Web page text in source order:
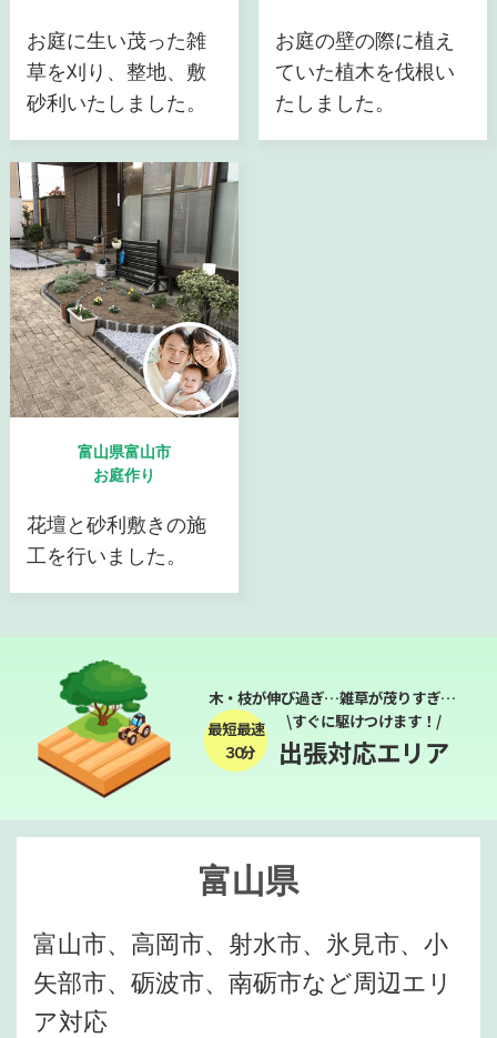
お庭に生い茂った雑
草を刈り、整地、敷
砂利いたしました。
お庭の壁の際に植え
ていた植木を伐根い
たしました。
富山県富山市
お庭作り
花壇と砂利敷きの施
工を行いました。
木・枝が伸び過ぎ…雑草が茂りすぎ…
最短最速
３０分
\すぐに駆けつけます！/
出張対応エリア
富山県
富山市、高岡市、射水市、氷見市、小
矢部市、砺波市、南砺市など周辺エリ
ア対応